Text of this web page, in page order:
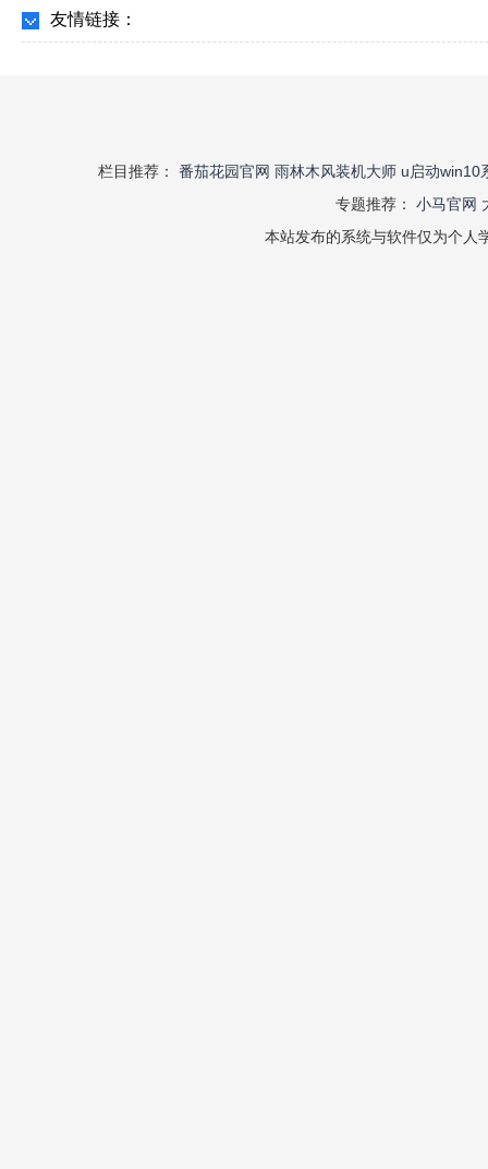
友情链接：
栏目推荐： 番茄花园官网 雨林木风装机大师 u启动win10
专题推荐： 小马官网
本站发布的系统与软件仅为个人